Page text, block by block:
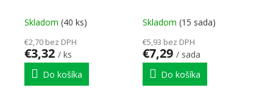
Skladom (40 ks)
€2,70 bez DPH
€3,32 / ks
Do košíka
Skladom (15 sada)
€5,93 bez DPH
€7,29 / sada
Do košíka